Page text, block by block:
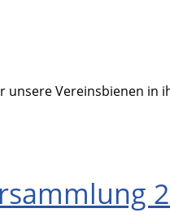
Vereinsbienen in